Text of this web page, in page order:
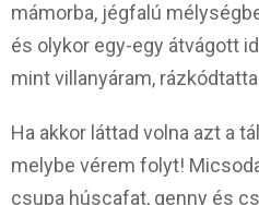
mámorba, jégfalú
és olykor egy-egy átvágott
mint villanyáram,
Ha akkor láttad volna azt a
melybe vérem folyt!
csupa húscafat, genny és